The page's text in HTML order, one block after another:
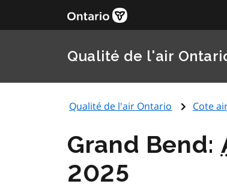
Qualité de l'air
Qualité de l'air Ontario Cote
Grand Bend:
2025